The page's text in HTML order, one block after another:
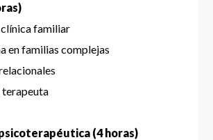
familiar
familias complejas
(4 horas)